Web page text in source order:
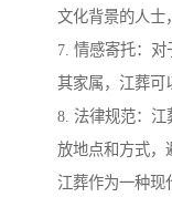
文化背景的人士
7. 情感寄托：
其家属，江葬可
8. 法律规范：
放地点和方式，
江葬作为一种现